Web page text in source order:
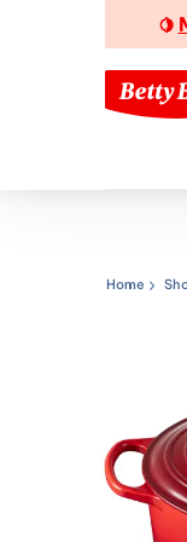
🍋
Home